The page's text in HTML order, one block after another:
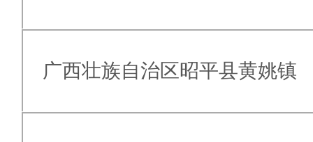
广西壮族自治区昭平县黄姚镇